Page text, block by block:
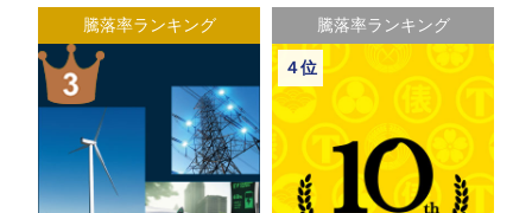
騰落率ランキング
５位
騰落率ランキング
６位